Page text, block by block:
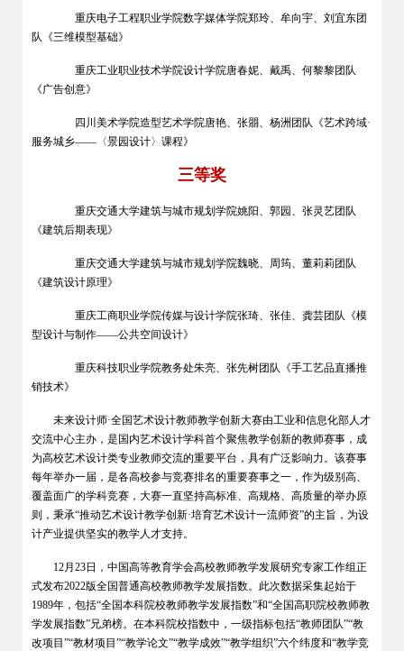
重庆电子工程职业学院数字媒体学院郑玲、牟向宇、刘宜东团
队《三维模型基础》
重庆工业职业技术学院设计学院唐春妮、戴禹、何黎黎团队
《广告创意》
四川美术学院造型艺术学院唐艳、张朤、杨洲团队《艺术跨域·
服务城乡——〈景园设计〉课程》
三等奖
重庆交通大学建筑与城市规划学院姚阳、郭园、张灵艺团队
《建筑后期表现》
重庆交通大学建筑与城市规划学院魏晓、周筠、董莉莉团队
《建筑设计原理》
重庆工商职业学院传媒与设计学院张琦、张佳、龚芸团队《模
型设计与制作——公共空间设计》
重庆科技职业学院教务处朱亮、张先树团队《手工艺品直播推
销技术》
未来设计师·全国艺术设计教师教学创新大赛由工业和信息化部人才
交流中心主办，是国内艺术设计学科首个聚焦教学创新的教师赛事，成
为高校艺术设计类专业教师交流的重要平台，具有广泛影响力。该赛事
每年举办一届，是各高校参与竞赛排名的重要赛事之一，作为级别高、
覆盖面广的学科竞赛，大赛一直坚持高标准、高规格、高质量的举办原
则，秉承“推动艺术设计教学创新·培育艺术设计一流师资”的主旨，为设
计产业提供坚实的教学人才支持。
12月23日，中国高等教育学会高校教师教学发展研究专家工作组正
式发布2022版全国普通高校教师教学发展指数。此次数据采集起始于
1989年，包括“全国本科院校教师教学发展指数”和“全国高职院校教师教
学发展指数”兄弟榜。在本科院校指数中，一级指标包括“教师团队”“教
改项目”“教材项目”“教学论文”“教学成效”“教学组织”六个纬度和“教学竞